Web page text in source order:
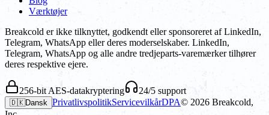
Værktøjer
Breakcold er ikke tilknyttet, godkendt eller sponsoreret af LinkedIn,
Telegram, WhatsApp eller deres moderselskaber. LinkedIn,
Telegram, WhatsApp og alle andre tredjeparts-varemærker tilhører
deres respektive ejere.
256-bit AES-datakryptering 24/5 support
🇩🇰Dansk PrivatlivspolitikServicevilkårDPA© 2026 Breakcold,